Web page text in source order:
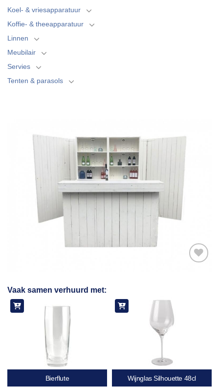
Koel- & vriesapparatuur
Koffie- & theeapparatuur
Linnen
Meubilair
Servies
Tenten & parasols
Vaak samen verhuurd met:
Bierflute Wijnglas Silhouette 48cl